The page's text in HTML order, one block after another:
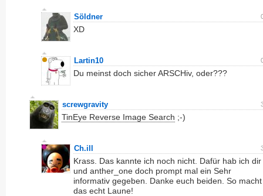
Söldner
XD
Lartin10
Du meinst doch sicher ARSCHiv, oder???
screwgravity
TinEye Reverse Image Search ;-)
Ch.ill
Krass. Das kannte ich noch nicht. Dafür hab ich dir
und anther_one doch prompt mal ein Sehr
informativ gegeben. Danke euch beiden. So macht
das echt Laune!